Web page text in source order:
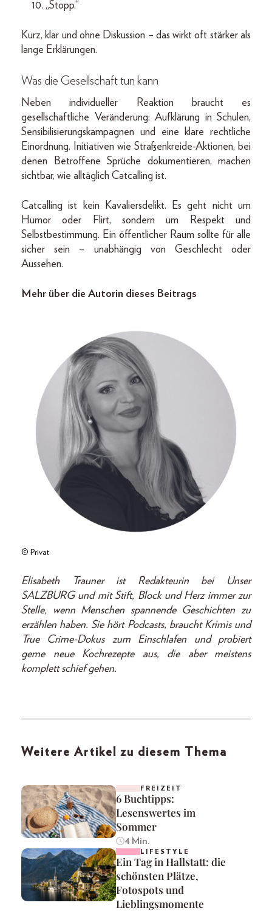
„Stopp.“
Kurz, klar und ohne Diskussion – das wirkt oft stärker als
lange Erklärungen.
Was die Gesellschaft tun kann
Neben individueller Reaktion braucht es
gesellschaftliche Veränderung: Aufklärung in Schulen,
Sensibilisierungskampagnen und eine klare rechtliche
Einordnung. Initiativen wie Straßenkreide-Aktionen, bei
denen Betroffene Sprüche dokumentieren, machen
sichtbar, wie alltäglich Catcalling ist.
Catcalling ist kein Kavaliersdelikt. Es geht nicht um
Humor oder Flirt, sondern um Respekt und
Selbstbestimmung. Ein öffentlicher Raum sollte für alle
sicher sein – unabhängig von Geschlecht oder
Aussehen.
Mehr über die Autorin dieses Beitrags
© Privat
Elisabeth Trauner ist Redakteurin bei Unser
SALZBURG und mit Stift, Block und Herz immer zur
Stelle, wenn Menschen spannende Geschichten zu
erzählen haben. Sie hört Podcasts, braucht Krimis und
True Crime-Dokus zum Einschlafen und probiert
gerne neue Kochrezepte aus, die aber meistens
komplett schief gehen.
Weitere Artikel zu diesem Thema
FREIZEIT
6 Buchtipps:
Lesenswertes im
Sommer
4 Min.
LIFESTYLE
Ein Tag in Hallstatt: die
schönsten Plätze,
Fotospots und
Lieblingsmomente